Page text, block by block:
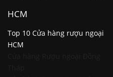
HCM
Top 10 Cửa hàng rượu ngoại
HCM